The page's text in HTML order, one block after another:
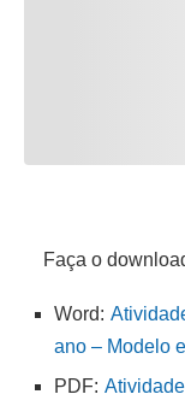
Faça o
Word:
ano – Modelo
PDF: